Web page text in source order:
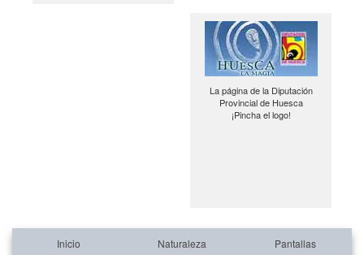
La página de la Diputación
Provincial de Huesca
¡Pincha el logo!
Inicio Naturaleza Pantallas